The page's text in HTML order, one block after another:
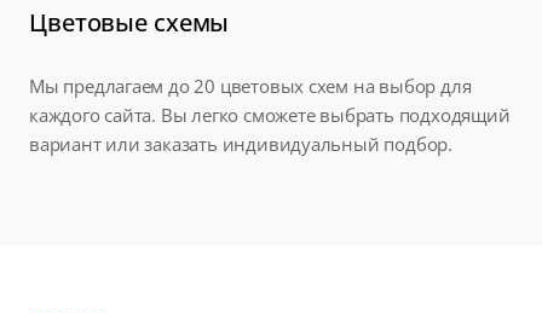
Цветовые схемы
Мы предлагаем до 20 цветовых схем на выбор для
каждого сайта. Вы легко сможете выбрать подходящий
вариант или заказать индивидуальный подбор.